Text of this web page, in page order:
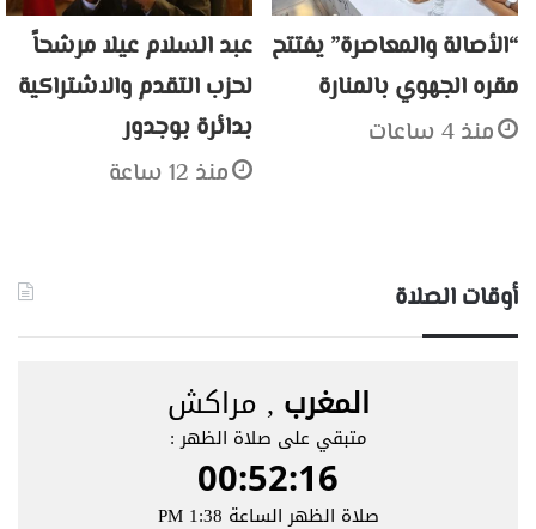
“الأصالة والمعاصرة” يفتتح
مقره الجهوي بالمنارة
منذ 4 ساعات
عبد السلام عيلا مرشحاً
لحزب التقدم والاشتراكية
بدائرة بوجدور
منذ 12 ساعة
أوقات الصلاة